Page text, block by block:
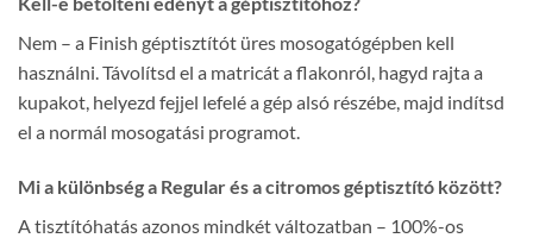
Nem – a Finish géptisztítót üres mosogatógépben kell
használni. Távolítsd el a matricát a flakonról, hagyd rajta a
kupakot, helyezd fejjel lefelé a gép alsó részébe, majd indítsd
el a normál mosogatási programot.
Mi a különbség a Regular és a citromos géptisztító között?
A tisztítóhatás azonos mindkét változatban – 100%-os